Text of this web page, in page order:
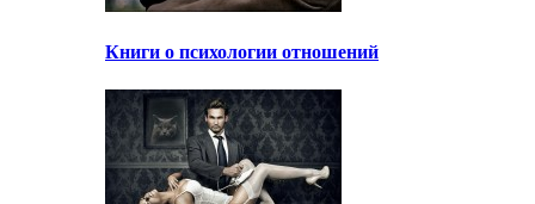
Книги о психологии отношений